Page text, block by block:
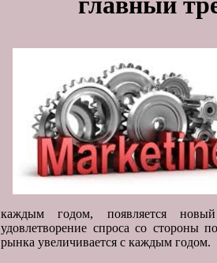
каждым годом, появляется
удовлетворение спроса со стороны
рынка увеличивается с каждым годом.